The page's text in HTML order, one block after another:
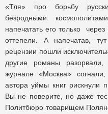
«Тля» про борьбу
безродными
напечатать его только
оттепели. А напечатав,
рецензии пошли
другие романы
журнале «Москва»
автора уймы книг рискнули
Вы не поверите, но даже
Политбюро товарищем